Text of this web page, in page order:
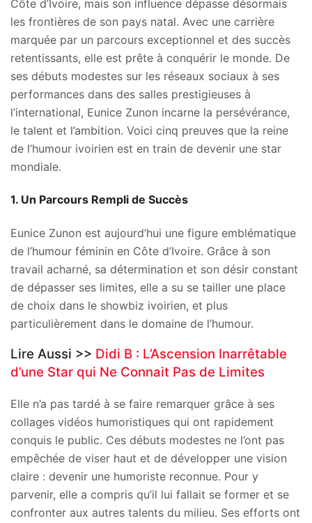
Côte d’Ivoire, mais son influence dépasse désormais
les frontières de son pays natal. Avec une carrière
marquée par un parcours exceptionnel et des succès
retentissants, elle est prête à conquérir le monde. De
ses débuts modestes sur les réseaux sociaux à ses
performances dans des salles prestigieuses à
l’international, Eunice Zunon incarne la persévérance,
le talent et l’ambition. Voici cinq preuves que la reine
de l’humour ivoirien est en train de devenir une star
mondiale.
1. Un Parcours Rempli de Succès
Eunice Zunon est aujourd’hui une figure emblématique
de l’humour féminin en Côte d’Ivoire. Grâce à son
travail acharné, sa détermination et son désir constant
de dépasser ses limites, elle a su se tailler une place
de choix dans le showbiz ivoirien, et plus
particulièrement dans le domaine de l’humour.
Lire Aussi >> Didi B : L’Ascension Inarrêtable
d’une Star qui Ne Connait Pas de Limites
Elle n’a pas tardé à se faire remarquer grâce à ses
collages vidéos humoristiques qui ont rapidement
conquis le public. Ces débuts modestes ne l’ont pas
empêchée de viser haut et de développer une vision
claire : devenir une humoriste reconnue. Pour y
parvenir, elle a compris qu’il lui fallait se former et se
confronter aux autres talents du milieu. Ses efforts ont